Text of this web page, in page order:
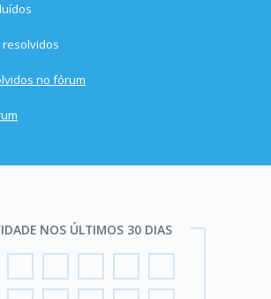
no fórum
NOS ÚLTIMOS 30 DIAS